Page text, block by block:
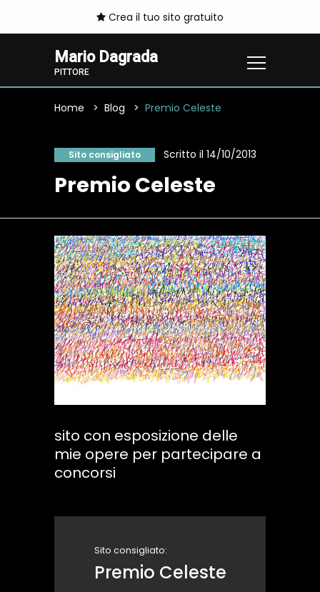
Crea il tuo sito gratuito
Mario Dagrada
PITTORE
Home Blog Premio Celeste
Sito consigliato Scritto il 14/10/2013
Premio Celeste
sito con esposizione delle
mie opere per partecipare a
concorsi
Sito consigliato:
Premio Celeste